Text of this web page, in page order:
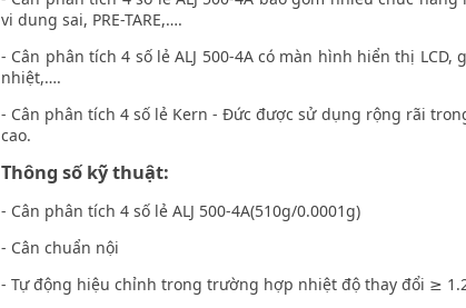
vi dung sai, PRE-TARE,….
- Cân phân tích 4 số lẻ ALJ 500-4Acó màn hình hiển thị LCD,
nhiệt,….
- Cân phân tích 4 số lẻ Kern - Đức được sử dụng rộng rãi
cao.
Thông số kỹ thuật:
- Cân phân tích 4 số lẻ ALJ 500-4A(510g/0.0001g)
- Cân chuẩn nội
- Tự động hiệu chỉnh trong trường hợp nhiệt độ thay đổi ≥